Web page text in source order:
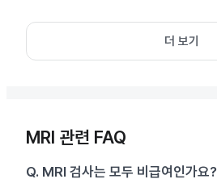
더 보기
MRI 관련 FAQ
Q. MRI 검사는 모두 비급여인가요?